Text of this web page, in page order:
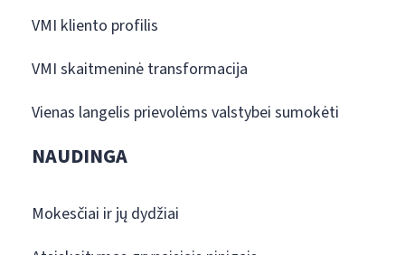
VMI kliento profilis
VMI skaitmeninė transformacija
Vienas langelis prievolėms valstybei sumokėti
NAUDINGA
Mokesčiai ir jų dydžiai